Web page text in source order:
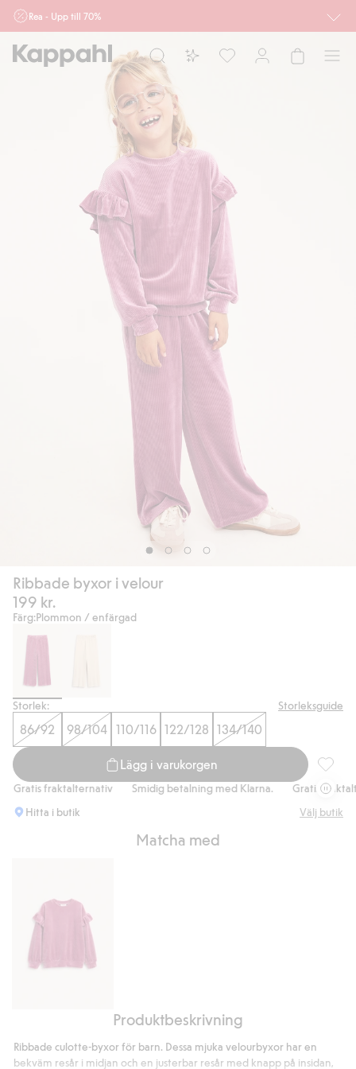
Rea - Upp till 70%
Priser och produkter kan variera online och i butiker.
Barn
Ribbade byxor i velour
199 kr.
Färg:Plommon / enfärgad
Storlek: Storleksguide
86/92 98/104 110/116 122/128 134/140
Lägg i varukorgen
Gratis fraktalternativ Smidig betalning med Klarna.
Gratis
Hitta i butik
Välj butik
Matcha med
velour
Produktbeskrivning
Ribbade culotte-byxor för barn. Dessa mjuka velourbyxor har en
bekväm resår i midjan och en justerbar resår med knapp på insidan,